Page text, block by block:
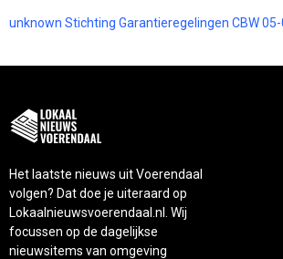
unknown Stichting Garantieregelingen CBW
Het laatste nieuws uit Voerendaal
volgen? Dat doe je uiteraard op
Lokaalnieuwsvoerendaal.nl. Wij
focussen op de dagelijkse
nieuwsitems van omgeving